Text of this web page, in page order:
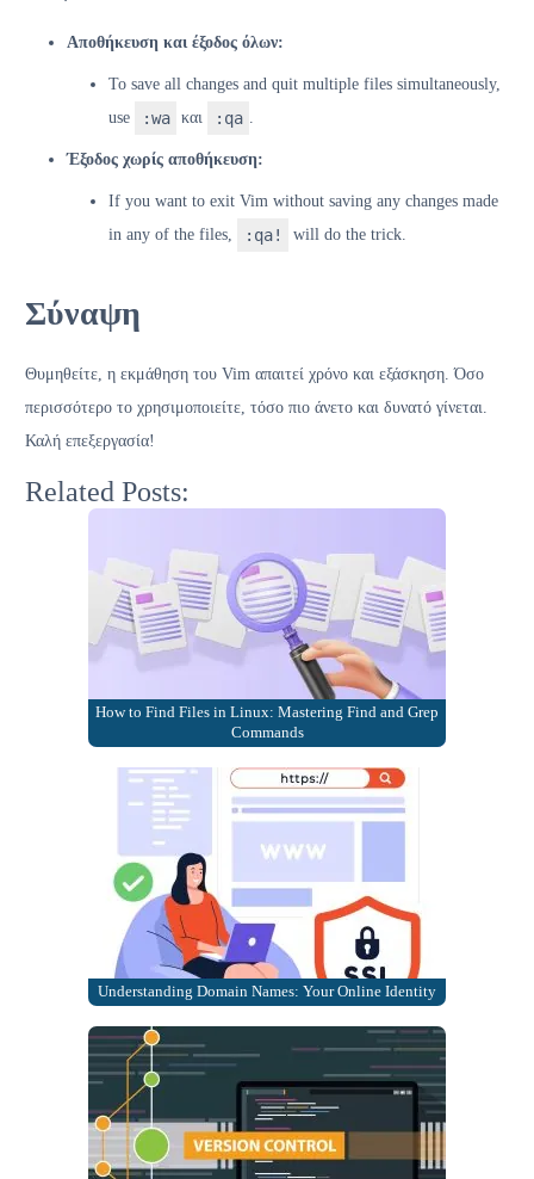
Αποθήκευση και έξοδος όλων:
To save all changes and quit multiple files simultaneously,
use
:wa και :qa
Έξοδος χωρίς αποθήκευση:
If you want to exit Vim without saving any changes made
in any of the files,
:qa! will do the trick.
Σύναψη
Θυμηθείτε, η εκμάθηση του Vim απαιτεί χρόνο και εξάσκηση. Όσο
περισσότερο το χρησιμοποιείτε, τόσο πιο άνετο και δυνατό γίνεται.
Καλή επεξεργασία!
Related Posts:
How to Find Files in Linux: Mastering Find and Grep
Commands
Understanding Domain Names: Your Online Identity